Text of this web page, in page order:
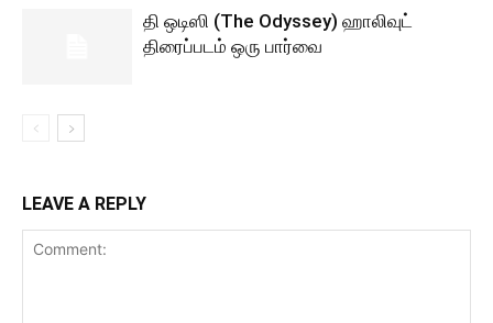
தி ஒடிஸி (The Odyssey) ஹாலிவுட்
திரைப்படம் ஒரு பார்வை
LEAVE A REPLY